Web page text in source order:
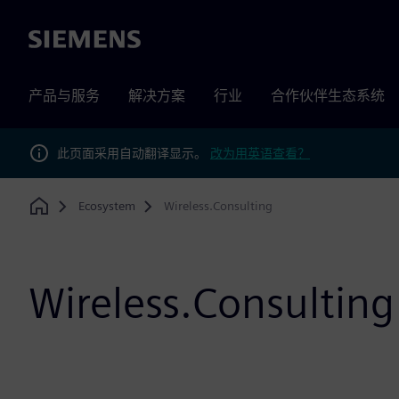
Siemens
产品与服务 解决方案 行业 合作伙伴生态系统
此页面采用自动翻译显示。 改为用英语查看？
Home
Ecosystem Wireless.Consulting
Wireless.Consulting